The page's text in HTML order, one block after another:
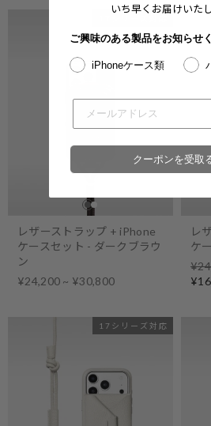
レザーストラップ + iPhone
ケースセット - ダークブラウ
ン
¥24,200 ~ ¥30,800
レ
ケ
Sale
17シリーズ対応
いち早くお届けいたし
ご興味のある製品をお知らせ
iPhoneケース類
クーポンを受取